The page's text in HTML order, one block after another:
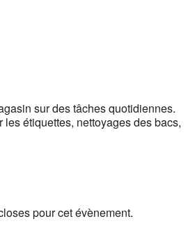
sur des tâches quotidiennes.
les étiquettes, nettoyages des bacs,
pour cet évènement.